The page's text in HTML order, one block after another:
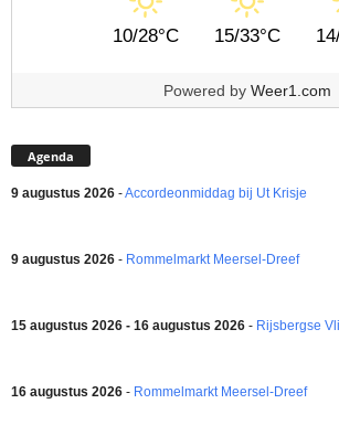
10/28°C 15/33°C
Powered by Weer1.com
Agenda
9 augustus 2026 -Accordeonmiddag bij Ut Krisje
9 augustus 2026 - Rommelmarkt Meersel-Dreef
15 augustus 2026 - 16 augustus 2026 - Rijsbergse
16 augustus 2026 - Rommelmarkt Meersel-Dreef